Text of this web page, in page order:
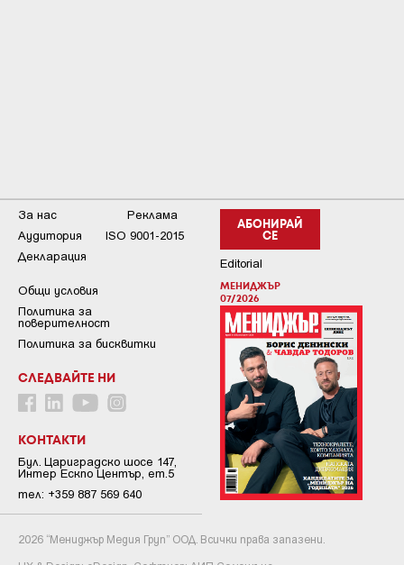
АБОНИРАЙ
СЕ
Editorial
МЕНИДЖЪР
07/2026
За нас
Реклама
Аудитория
ISO 9001-2015
Декларация
Общи условия
Пoлитикa зa
пoвepитeлнocт
Политика за бисквитки
СЛЕДВАЙТЕ НИ
КОНТАКТИ
Бул. Цариградско шосе 147,
Интер Ескпо Център, ет.5
тел: +359 887 569 640
2026 “Мениджър Медия Груп” ООД. Всички права запазени.